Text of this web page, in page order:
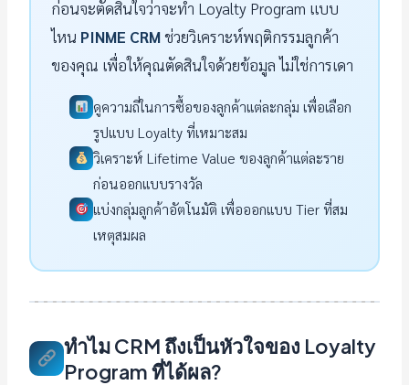
ก่อนจะตัดสินใจว่าจะทำ Loyalty Program แบบ
ไหน PINME CRMช่วยวิเคราะห์พฤติกรรมลูกค้า
ของคุณ เพื่อให้คุณตัดสินใจด้วยข้อมูล ไม่ใช่การเดา
ดูความถี่ในการซื้อของลูกค้าแต่ละกลุ่ม เพื่อเลือก
รูปแบบ Loyalty ที่เหมาะสม
วิเคราะห์ Lifetime Value ของลูกค้าแต่ละราย
ก่อนออกแบบรางวัล
แบ่งกลุ่มลูกค้าอัตโนมัติ เพื่อออกแบบ Tier ที่สม
เหตุสมผล
ทำไม CRM ถึงเป็นหัวใจของ Loyalty
Program ที่ได้ผล?